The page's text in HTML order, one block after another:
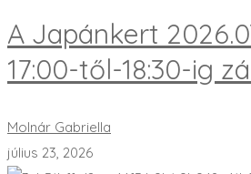
A Japánkert
17:00-től-18:30-ig
Molnár Gabriella
július 23, 2026